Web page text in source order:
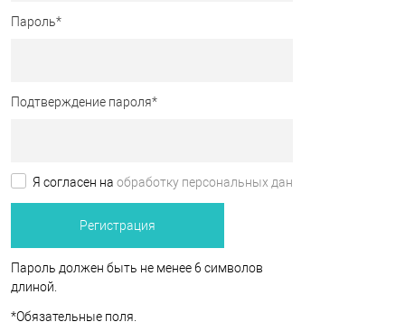
Пароль*
Подтверждение пароля*
Я согласен на обработку персональных данных.
Пароль должен быть не менее 6 символов
длиной.
*Обязательные поля.